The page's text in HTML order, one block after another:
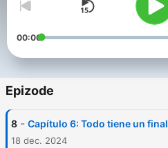
00:00
Epizode
8 - Capítulo 6: Todo tiene un final
18 dec. 2024